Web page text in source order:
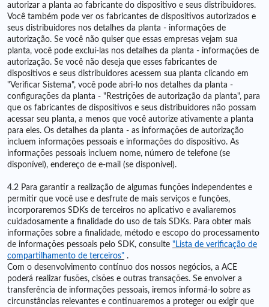
autorizar a planta ao fabricante do dispositivo e seus distribuidores.
Você também pode ver os fabricantes de dispositivos autorizados e
seus distribuidores nos detalhes da planta - informações de
autorização. Se você não quiser que essas empresas vejam sua
planta, você pode excluí-las nos detalhes da planta - informações de
autorização. Se você não deseja que esses fabricantes de
dispositivos e seus distribuidores acessem sua planta clicando em
"Verificar Sistema", você pode abri-lo nos detalhes da planta -
configurações da planta - "Restrições de autorização da planta", para
que os fabricantes de dispositivos e seus distribuidores não possam
acessar seu planta, a menos que você autorize ativamente a planta
para eles. Os detalhes da planta - as informações de autorização
incluem informações pessoais e informações do dispositivo. As
informações pessoais incluem nome, número de telefone (se
disponível), endereço de e-mail (se disponível).
4.2 Para garantir a realização de algumas funções independentes e
permitir que você use e desfrute de mais serviços e funções,
incorporaremos SDKs de terceiros no aplicativo e avaliaremos
cuidadosamente a finalidade do uso de tais SDKs. Para obter mais
informações sobre a finalidade, método e escopo do processamento
de informações pessoais pelo SDK, consulte "Lista de verificação de
compartilhamento de terceiros" .
Com o desenvolvimento contínuo dos nossos negócios, a ACE
poderá realizar fusões, cisões e outras transações. Se envolver a
transferência de informações pessoais, iremos informá-lo sobre as
circunstâncias relevantes e continuaremos a proteger ou exigir que